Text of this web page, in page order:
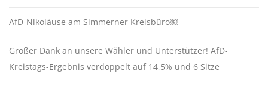
AfD-Nikoläuse am Simmerner Kreisbüro￼
Großer Dank an unsere Wähler und Unterstützer! AfD-
Kreistags-Ergebnis verdoppelt auf 14,5% und 6 Sitze